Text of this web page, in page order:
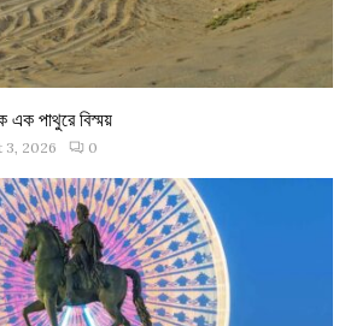
পাথুরে বিস্ময়
3, 2026 0